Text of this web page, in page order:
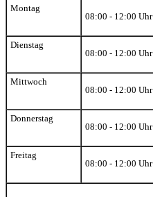
Montag
08:00 - 12:00 Uhr
Dienstag
08:00 - 12:00 Uhr
Mittwoch
08:00 - 12:00 Uhr
Donnerstag
08:00 - 12:00 Uhr
Freitag
08:00 - 12:00 Uhr